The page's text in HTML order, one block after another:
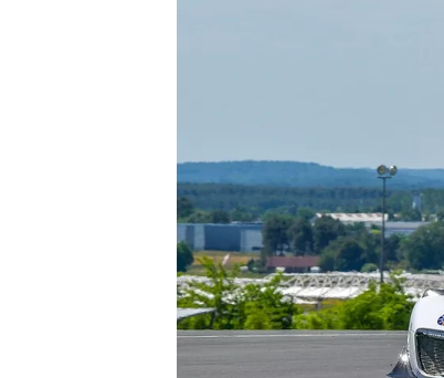
INDYCAR